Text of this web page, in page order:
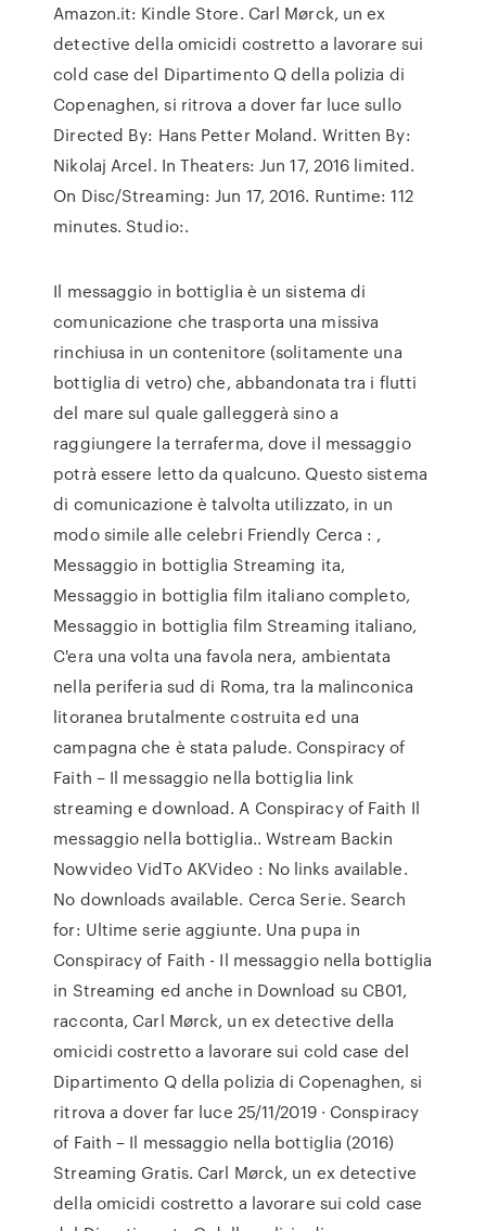
Amazon.it: Kindle Store. Carl Mørck, un ex
detective della omicidi costretto a lavorare sui
cold case del Dipartimento Q della polizia di
Copenaghen, si ritrova a dover far luce sullo
Directed By: Hans Petter Moland. Written By:
Nikolaj Arcel. In Theaters: Jun 17, 2016 limited.
On Disc/Streaming: Jun 17, 2016. Runtime: 112
minutes. Studio:.
Il messaggio in bottiglia è un sistema di
comunicazione che trasporta una missiva
rinchiusa in un contenitore (solitamente una
bottiglia di vetro) che, abbandonata tra i flutti
del mare sul quale galleggerà sino a
raggiungere la terraferma, dove il messaggio
potrà essere letto da qualcuno. Questo sistema
di comunicazione è talvolta utilizzato, in un
modo simile alle celebri Friendly Cerca : ,
Messaggio in bottiglia Streaming ita,
Messaggio in bottiglia film italiano completo,
Messaggio in bottiglia film Streaming italiano,
C'era una volta una favola nera, ambientata
nella periferia sud di Roma, tra la malinconica
litoranea brutalmente costruita ed una
campagna che è stata palude. Conspiracy of
Faith – Il messaggio nella bottiglia link
streaming e download. A Conspiracy of Faith Il
messaggio nella bottiglia.. Wstream Backin
Nowvideo VidTo AKVideo : No links available.
No downloads available. Cerca Serie. Search
for: Ultime serie aggiunte. Una pupa in
Conspiracy of Faith - Il messaggio nella bottiglia
in Streaming ed anche in Download su CB01,
racconta, Carl Mørck, un ex detective della
omicidi costretto a lavorare sui cold case del
Dipartimento Q della polizia di Copenaghen, si
ritrova a dover far luce 25/11/2019 · Conspiracy
of Faith – Il messaggio nella bottiglia (2016)
Streaming Gratis. Carl Mørck, un ex detective
della omicidi costretto a lavorare sui cold case